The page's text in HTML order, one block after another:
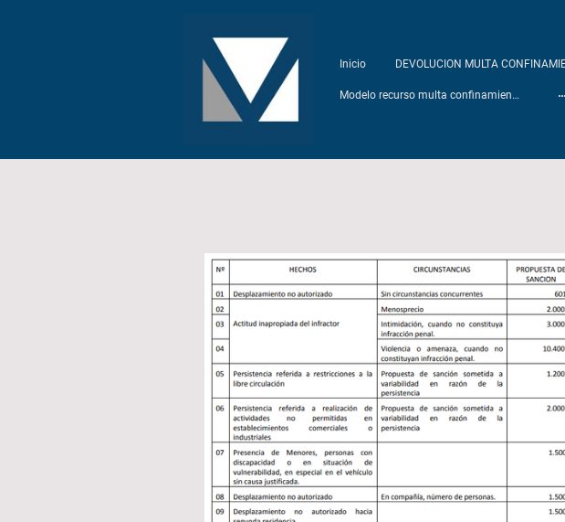
Inicio
Modelo recurso multa confinamiento Barcelona